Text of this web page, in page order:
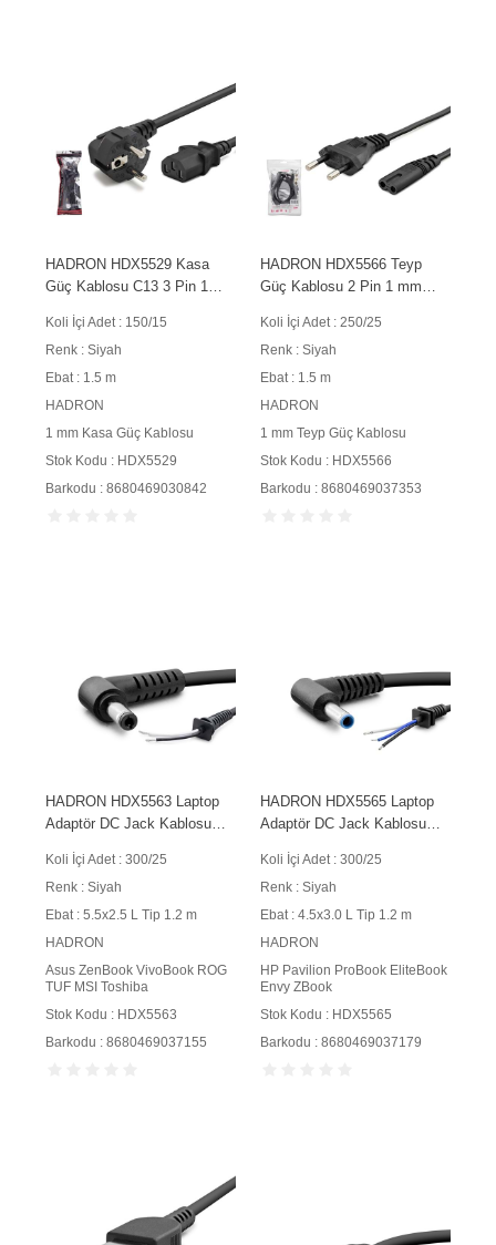
HADRON HDX5529 Kasa
Güç Kablosu C13 3 Pin 1
Koli İçi Adet : 150/15
Renk : Siyah
Ebat : 1.5 m
HADRON
1 mm Kasa Güç Kablosu
Stok Kodu : HDX5529
Barkodu : 8680469030842
HADRON HDX5566 Teyp
Güç Kablosu 2 Pin 1 mm
Siyah
Koli İçi Adet : 250/25
Renk : Siyah
Ebat : 1.5 m
HADRON
1 mm Teyp Güç Kablosu
Stok Kodu : HDX5566
Barkodu : 8680469037353
HADRON HDX5563 Laptop
Adaptör DC Jack Kablosu
150W Siyah
Koli İçi Adet : 300/25
Renk : Siyah
Ebat : 5.5x2.5 L Tip 1.2 m
HADRON
Asus ZenBook VivoBook ROG
TUF MSI Toshiba
Stok Kodu : HDX5563
Barkodu : 8680469037155
HADRON HDX5565 Laptop
Adaptör DC Jack Kablosu
1.2 m 150W Siyah
Koli İçi Adet : 300/25
Renk : Siyah
Ebat : 4.5x3.0 L Tip 1.2 m
HADRON
HP Pavilion ProBook EliteBook
Envy ZBook
Stok Kodu : HDX5565
Barkodu : 8680469037179